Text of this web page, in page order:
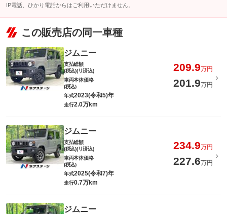
IP電話、ひかり電話からはご利用いただけません。
この販売店の同一車種
ジムニー
支払総額
(税込)(リ済込)
209.9万円
車両本体価格
(税込)
201.9万円
年式2023(令和5)年
走行2.0万km
ジムニー
支払総額
(税込)(リ済込)
234.9万円
車両本体価格
(税込)
227.6万円
年式2025(令和7)年
走行0.7万km
ジムニー